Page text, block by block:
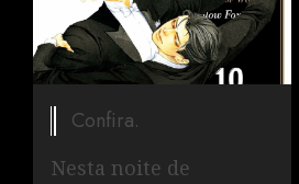
Confira.
Nesta noite de